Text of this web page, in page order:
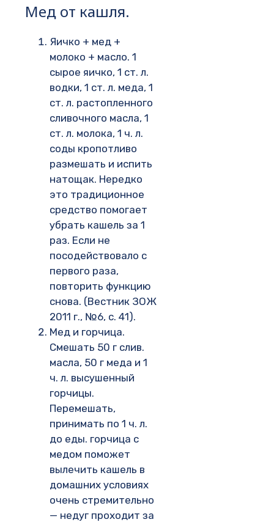
Мед от кашля.
Яичко + мед +
молоко + масло. 1
сырое яичко, 1 ст. л.
водки, 1 ст. л. меда, 1
ст. л. растопленного
сливочного масла, 1
ст. л. молока, 1 ч. л.
соды кропотливо
размешать и испить
натощак. Нередко
это традиционное
средство помогает
убрать кашель за 1
раз. Если не
посодействовало с
первого раза,
повторить функцию
снова. (Вестник ЗОЖ
2011 г., №6, с. 41).
Мед и горчица.
Смешать 50 г слив.
масла, 50 г меда и 1
ч. л. высушенный
горчицы.
Перемешать,
принимать по 1 ч. л.
до еды. горчица с
медом поможет
вылечить кашель в
домашних условиях
очень стремительно
— недуг проходит за